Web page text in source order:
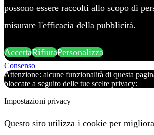
possono essere raccolti allo scopo di
misurare l'efficacia della pubblicità.
AccettaRifiutaPersonalizza
Consenso
Attenzione: alcune funzionalità di questa
bloccate a seguito delle tue scelte privacy:
Impostazioni privacy
Questo sito utilizza i cookie per